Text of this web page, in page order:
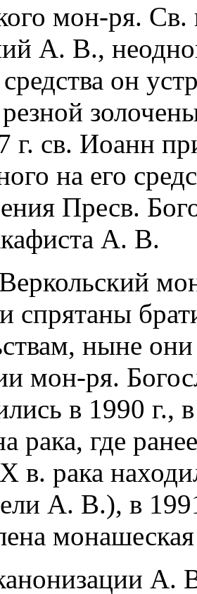
мон-ря.
А. В.,
средства он
резной
г. св. Иоанн
на его
Пресв.
А. В.
спрятаны
ныне
мон-ря.
в 1990 г.,
рака, где
в. рака
А. В.), в
А.